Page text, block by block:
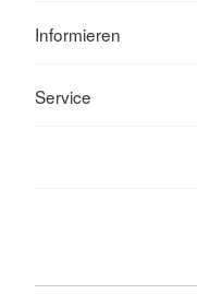
Informieren
Service